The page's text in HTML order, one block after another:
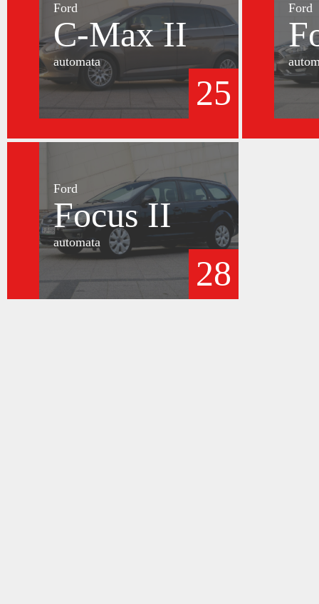
Ford
C-Max II
automata
25
Ford
Ford
Focus II
automata
28